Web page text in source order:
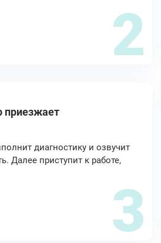
2
приезжает
диагностику и озвучит
Далее приступит к работе,
3